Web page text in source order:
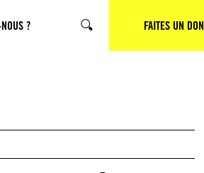
? CHERCHER FAITES UN DON